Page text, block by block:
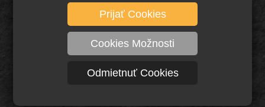
Prijať Cookies
Cookies Možnosti
Odmietnuť Cookies
Keramické brusivo
Diamantové brusivo
Technické kefy a pílové kotúče
Ochranné pracovné pomôcky